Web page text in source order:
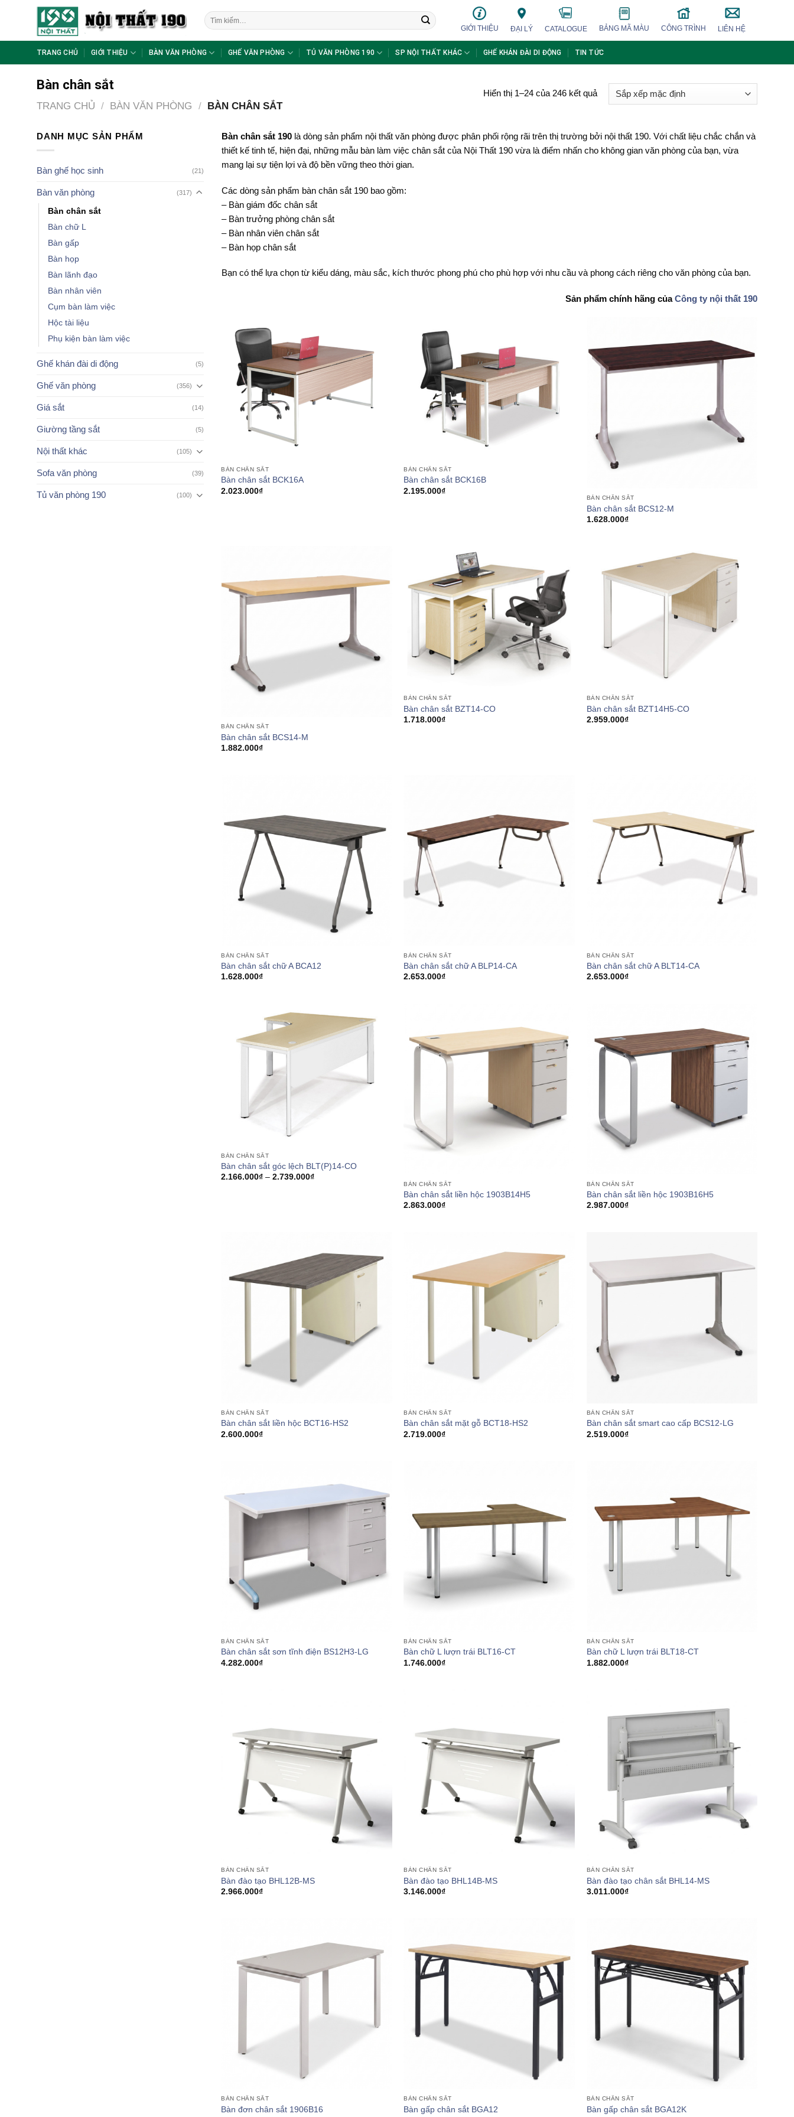
Tìm
kiếm:
GIỚI THIỆU ĐẠI LÝ CATALOGUE BẢNG MÃ MÀU CÔNG TRÌNH LIÊN HỆ
TRANG CHỦ GIỚI THIỆU BÀN VĂN PHÒNG GHẾ VĂN PHÒNG TỦ VĂN PHÒNG 190 SP NỘI THẤT KHÁC GHẾ KHÁN ĐÀI DI ĐỘNG TIN TỨC
Bàn chân sắt
TRANG CHỦ / BÀN VĂN PHÒNG / BÀN CHÂN SẮT
Hiển thị 1–24 của 246 kết quả
DANH MỤC SẢN PHẨM
Bàn ghế học sinh (21)
Bàn văn phòng (317)
Bàn chân sắt
Bàn chữ L
Bàn gấp
Bàn họp
Bàn lãnh đạo
Bàn nhân viên
Cụm bàn làm việc
Hộc tài liệu
Phụ kiện bàn làm việc
Ghế khán đài di động (5)
Ghế văn phòng (356)
Giá sắt (14)
Giường tầng sắt (5)
Nội thất khác (105)
Sofa văn phòng (39)
Tủ văn phòng 190 (100)
Bàn chân sắt 190là dòng sản phẩm nội thất văn phòng được phân phối rộng rãi trên thị trường bởi nội thất 190. Với chất liệu chắc chắn và
thiết kế tinh tế, hiện đại, những mẫu bàn làm việc chân sắt của Nội Thất 190 vừa là điểm nhấn cho không gian văn phòng của bạn, vừa
mang lại sự tiện lợi và độ bền vững theo thời gian.
Các dòng sản phẩm bàn chân sắt 190 bao gồm:
– Bàn giám đốc chân sắt
– Bàn trưởng phòng chân sắt
– Bàn nhân viên chân sắt
– Bàn họp chân sắt
Bạn có thể lựa chọn từ kiểu dáng, màu sắc, kích thước phong phú cho phù hợp với nhu cầu và phong cách riêng cho văn phòng của bạn.
Sản phẩm chính hãng củaCông ty nội thất 190
BÀN CHÂN SẮT
Bàn chân sắt BCK16A
2.023.000₫
BÀN CHÂN SẮT
Bàn chân sắt BCK16B
2.195.000₫
BÀN CHÂN SẮT
Bàn chân sắt BCS12-M
1.628.000₫
BÀN CHÂN SẮT
Bàn chân sắt BCS14-M
1.882.000₫
BÀN CHÂN SẮT
Bàn chân sắt BZT14-CO
1.718.000₫
BÀN CHÂN SẮT
Bàn chân sắt BZT14H5-CO
2.959.000₫
BÀN CHÂN SẮT
Bàn chân sắt chữ A BCA12
1.628.000₫
BÀN CHÂN SẮT
Bàn chân sắt chữ A BLP14-CA
2.653.000₫
BÀN CHÂN SẮT
Bàn chân sắt chữ A BLT14-CA
2.653.000₫
BÀN CHÂN SẮT
Bàn chân sắt góc lệch BLT(P)14-CO
2.166.000₫ – 2.739.000₫Khoảng
BÀN CHÂN SẮT
Bàn chân sắt liền hộc 1903B14H5
2.863.000₫
BÀN CHÂN SẮT
Bàn chân sắt liền hộc 1903B16H5
2.987.000₫
BÀN CHÂN SẮT
Bàn chân sắt liền hộc BCT16-HS2
2.600.000₫
BÀN CHÂN SẮT
Bàn chân sắt mặt gỗ BCT18-HS2
2.719.000₫
BÀN CHÂN SẮT
Bàn chân sắt smart cao cấp BCS12-LG
2.519.000₫
BÀN CHÂN SẮT
Bàn chân sắt sơn tĩnh điện BS12H3-LG
4.282.000₫
BÀN CHÂN SẮT
Bàn chữ L lượn trái BLT16-CT
1.746.000₫
BÀN CHÂN SẮT
Bàn chữ L lượn trái BLT18-CT
1.882.000₫
BÀN CHÂN SẮT
Bàn đào tạo BHL12B-MS
2.966.000₫
BÀN CHÂN SẮT
Bàn đào tạo BHL14B-MS
3.146.000₫
BÀN CHÂN SẮT
Bàn đào tạo chân sắt BHL14-MS
3.011.000₫
BÀN CHÂN SẮT
Bàn đơn chân sắt 1906B16
BÀN CHÂN SẮT
Bàn gấp chân sắt BGA12
BÀN CHÂN SẮT
Bàn gấp chân sắt BGA12K